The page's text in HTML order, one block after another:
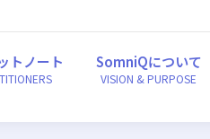
トノート SomniQについて
VISION & PURPOSE
トノート SomniQについて